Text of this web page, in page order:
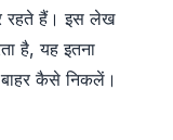
रहते हैं। इस लेख
है, यह इतना
कैसे निकलें।